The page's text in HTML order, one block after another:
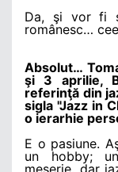
Da, şi vor fi
românesc…
Absolut…
şi 3 aprilie,
referinţă din
sigla "Jazz in
o ierarhie
E o pasiune.
un hobby;
meserie, dar